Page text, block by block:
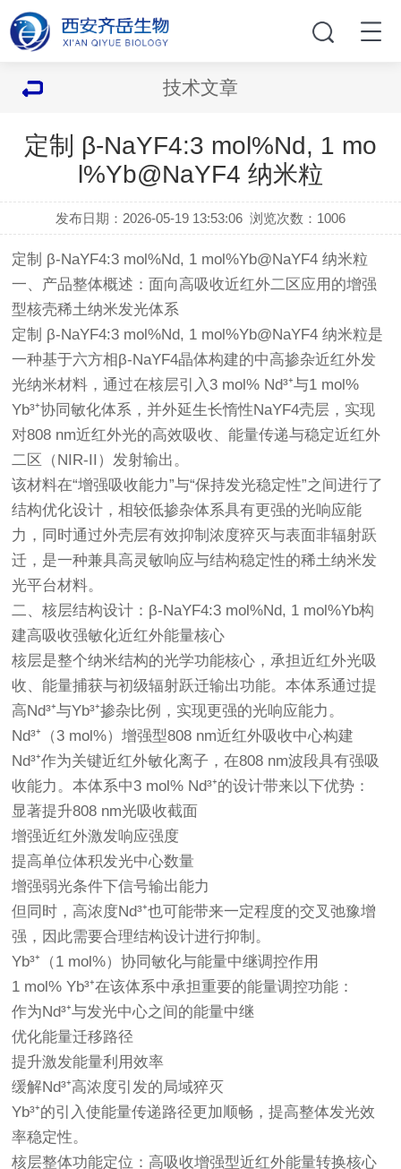
技术文章
定制 β-NaYF4:3 mol%Nd, 1 mo
l%Yb@NaYF4 纳米粒
发布日期：2026-05-19 13:53:06 浏览次数： 1006
定制 β-NaYF4:3 mol%Nd, 1 mol%Yb@NaYF4 纳米粒
一、产品整体概述：面向高吸收近红外二区应用的增强
型核壳稀土纳米发光体系
定制 β-NaYF4:3 mol%Nd, 1 mol%Yb@NaYF4 纳米粒是
一种基于六方相β-NaYF4晶体构建的中高掺杂近红外发
光纳米材料，通过在核层引入3 mol% Nd³⁺与1 mol%
Yb³⁺协同敏化体系，并外延生长惰性NaYF4壳层，实现
对808 nm近红外光的高效吸收、能量传递与稳定近红外
二区（NIR-II）发射输出。
该材料在“增强吸收能力”与“保持发光稳定性”之间进行了
结构优化设计，相较低掺杂体系具有更强的光响应能
力，同时通过外壳层有效抑制浓度猝灭与表面非辐射跃
迁，是一种兼具高灵敏响应与结构稳定性的稀土纳米发
光平台材料。
二、核层结构设计：β-NaYF4:3 mol%Nd, 1 mol%Yb构
建高吸收强敏化近红外能量核心
核层是整个纳米结构的光学功能核心，承担近红外光吸
收、能量捕获与初级辐射跃迁输出功能。本体系通过提
高Nd³⁺与Yb³⁺掺杂比例，实现更强的光响应能力。
Nd³⁺（3 mol%）增强型808 nm近红外吸收中心构建
Nd³⁺作为关键近红外敏化离子，在808 nm波段具有强吸
收能力。本体系中3 mol% Nd³⁺的设计带来以下优势：
显著提升808 nm光吸收截面
增强近红外激发响应强度
提高单位体积发光中心数量
增强弱光条件下信号输出能力
但同时，高浓度Nd³⁺也可能带来一定程度的交叉弛豫增
强，因此需要合理结构设计进行抑制。
Yb³⁺（1 mol%）协同敏化与能量中继调控作用
1 mol% Yb³⁺在该体系中承担重要的能量调控功能：
作为Nd³⁺与发光中心之间的能量中继
优化能量迁移路径
提升激发能量利用效率
缓解Nd³⁺高浓度引发的局域猝灭
Yb³⁺的引入使能量传递路径更加顺畅，提高整体发光效
率稳定性。
核层整体功能定位：高吸收增强型近红外能量转换核心